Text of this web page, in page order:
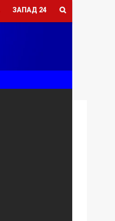
ЗАПАД 24